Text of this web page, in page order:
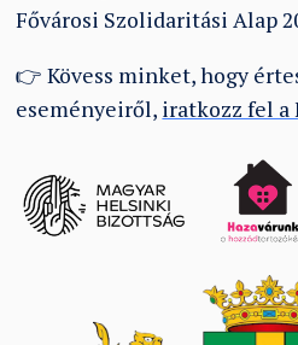
Fővárosi Szolidaritási Alap
👉 Kövess minket, hogy
eseményeiről, iratkozz fel a